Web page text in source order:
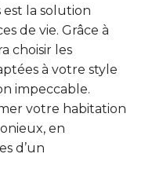
la solution
de vie. Grâce à
choisir les
à votre style
impeccable.
votre habitation
en
d’un